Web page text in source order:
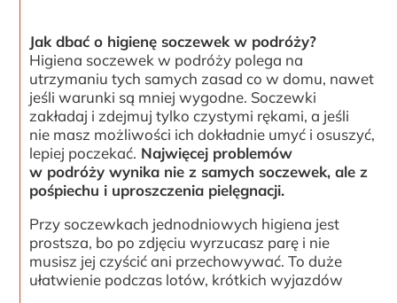
Jak dbać o higienę soczewek w podróży?
Higiena soczewek w podróży polega na
utrzymaniu tych samych zasad co w domu, nawet
jeśli warunki są mniej wygodne. Soczewki
zakładaj i zdejmuj tylko czystymi rękami, a jeśli
nie masz możliwości ich dokładnie umyć i osuszyć,
lepiej poczekać. Najwięcej problemów
w podróży wynika nie z samych soczewek, ale z
pośpiechu i uproszczenia pielęgnacji.
Przy soczewkach jednodniowych higiena jest
prostsza, bo po zdjęciu wyrzucasz parę i nie
musisz jej czyścić ani przechowywać. To duże
ułatwienie podczas lotów, krótkich wyjazdów